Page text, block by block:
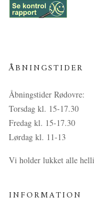
ÅBNINGSTIDER
Åbningstider Rødovre:
Torsdag kl. 15-17.30
Fredag kl. 15-17.30
Lørdag kl. 11-13
Vi holder lukket alle
INFORMATION